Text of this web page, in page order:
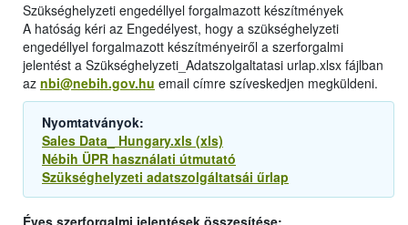
Szükséghelyzeti engedéllyel forgalmazott készítmények
A hatóság kéri az Engedélyest, hogy a szükséghelyzeti
engedéllyel forgalmazott készítményeiről a szerforgalmi
jelentést a Szükséghelyzeti_Adatszolgaltatasi urlap.xlsx fájlban
az nbi@nebih.gov.hu email címre szíveskedjen megküldeni.
Nyomtatványok:
Sales Data_ Hungary.xls (xls)
Nébih ÜPR használati útmutató
Szükséghelyzeti adatszolgáltatsái űrlap